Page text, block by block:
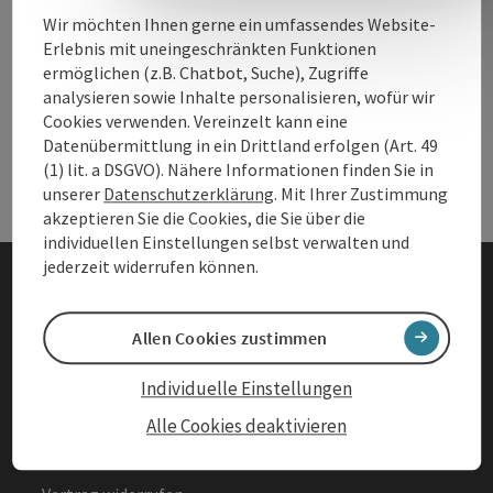
Andere Webseiten
Services
Impressum
Datenschutz
Barrierefreiheitserklärung
Wir möchten Ihnen gerne ein umfassendes Website-
Erlebnis mit uneingeschränkten Funktionen
ermöglichen (z.B. Chatbot, Suche), Zugriffe
analysieren sowie Inhalte personalisieren, wofür wir
Cookies verwenden. Vereinzelt kann eine
Datenübermittlung in ein Drittland erfolgen (Art. 49
(1) lit. a DSGVO). Nähere Informationen finden Sie in
unserer Datenschutzerklärung. Mit Ihrer Zustimmung
akzeptieren Sie die Cookies, die Sie über die
individuellen Einstellungen selbst verwalten und
jederzeit widerrufen können.
Alle Cookies deaktivieren
Individuelle Einstellungen
Allen Cookies zustimmen